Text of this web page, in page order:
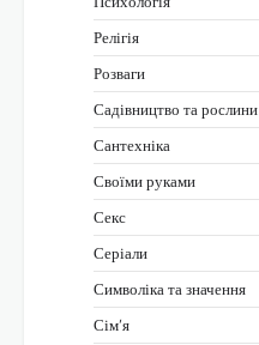
Релігія
Розваги
Садівництво та рослини
Сантехніка
Своїми руками
Секс
Серіали
Символіка та значення
Сім’я